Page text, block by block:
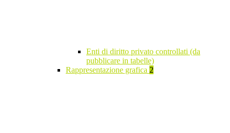
Enti di diritto privato controllati (da
pubblicare in tabelle)
Rappresentazione grafica 2